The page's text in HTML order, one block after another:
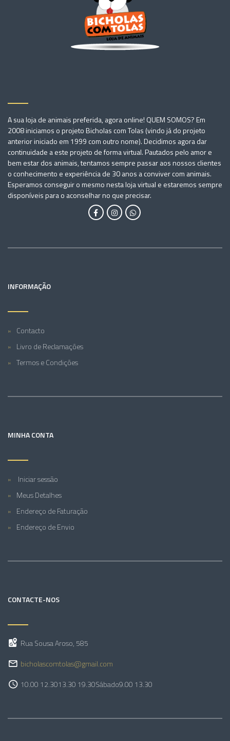
A sua loja de animais preferida, agora online! QUEM SOMOS? Em
2008 iniciamos o projeto Bicholas com Tolas (vindo já do projeto
anterior iniciado em 1999 com outro nome). Decidimos agora dar
continuidade a este projeto de forma virtual. Pautados pelo amor e
bem estar dos animais, tentamos sempre passar aos nossos clientes
o conhecimento e experiência de 30 anos a conviver com animais.
Esperamos conseguir o mesmo nesta loja virtual e estaremos sempre
disponíveis para o aconselhar no que precisar.
INFORMAÇÃO
Contacto
Livro de Reclamações
Termos e Condições
MINHA CONTA
Iniciar sessão
Meus Detalhes
Endereço de Faturação
Endereço de Envio
CONTACTE-NOS
Rua Sousa Aroso, 585
bicholascomtolas@gmail.com
10.00 12.3013.30 19.30Sábado9.00 13.30